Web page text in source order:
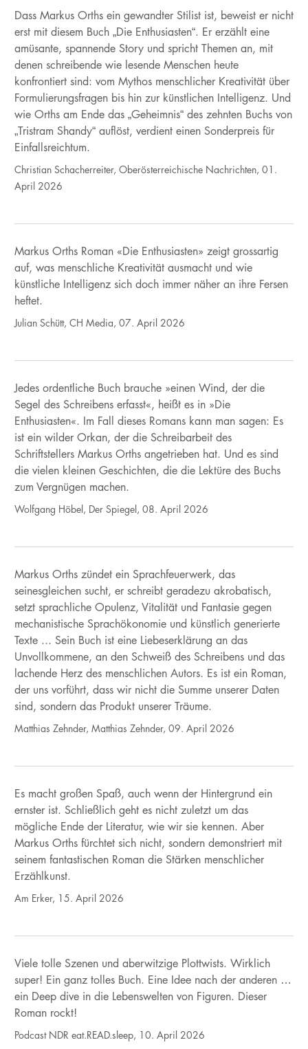
Dass Markus Orths ein gewandter Stilist ist, beweist er nicht
erst mit diesem Buch „Die Enthusiasten“. Er erzählt eine
amüsante, spannende Story und spricht Themen an, mit
denen schreibende wie lesende Menschen heute
konfrontiert sind: vom Mythos menschlicher Kreativität über
Formulierungsfragen bis hin zur künstlichen Intelligenz. Und
wie Orths am Ende das „Geheimnis“ des zehnten Buchs von
„Tristram Shandy“ auflöst, verdient einen Sonderpreis für
Einfallsreichtum.
Christian Schacherreiter, Oberösterreichische Nachrichten, 01.
April 2026
Markus Orths Roman «Die Enthusiasten» zeigt grossartig
auf, was menschliche Kreativität ausmacht und wie
künstliche Intelligenz sich doch immer näher an ihre Fersen
heftet.
Julian Schütt, CH Media, 07. April 2026
Jedes ordentliche Buch brauche »einen Wind, der die
Segel des Schreibens erfasst«, heißt es in »Die
Enthusiasten«. Im Fall dieses Romans kann man sagen: Es
ist ein wilder Orkan, der die Schreibarbeit des
Schriftstellers Markus Orths angetrieben hat. Und es sind
die vielen kleinen Geschichten, die die Lektüre des Buchs
zum Vergnügen machen.
Wolfgang Höbel, Der Spiegel, 08. April 2026
Markus Orths zündet ein Sprachfeuerwerk, das
seinesgleichen sucht, er schreibt geradezu akrobatisch,
setzt sprachliche Opulenz, Vitalität und Fantasie gegen
mechanistische Sprachökonomie und künstlich generierte
Texte ... Sein Buch ist eine Liebeserklärung an das
Unvollkommene, an den Schweiß des Schreibens und das
lachende Herz des menschlichen Autors. Es ist ein Roman,
der uns vorführt, dass wir nicht die Summe unserer Daten
sind, sondern das Produkt unserer Träume.
Matthias Zehnder, Matthias Zehnder, 09. April 2026
Es macht großen Spaß, auch wenn der Hintergrund ein
ernster ist. Schließlich geht es nicht zuletzt um das
mögliche Ende der Literatur, wie wir sie kennen. Aber
Markus Orths fürchtet sich nicht, sondern demonstriert mit
seinem fantastischen Roman die Stärken menschlicher
Erzählkunst.
Am Erker, 15. April 2026
Viele tolle Szenen und aberwitzige Plottwists. Wirklich
super! Ein ganz tolles Buch. Eine Idee nach der anderen …
ein Deep dive in die Lebenswelten von Figuren. Dieser
Roman rockt!
Podcast NDR eat.READ.sleep, 10. April 2026